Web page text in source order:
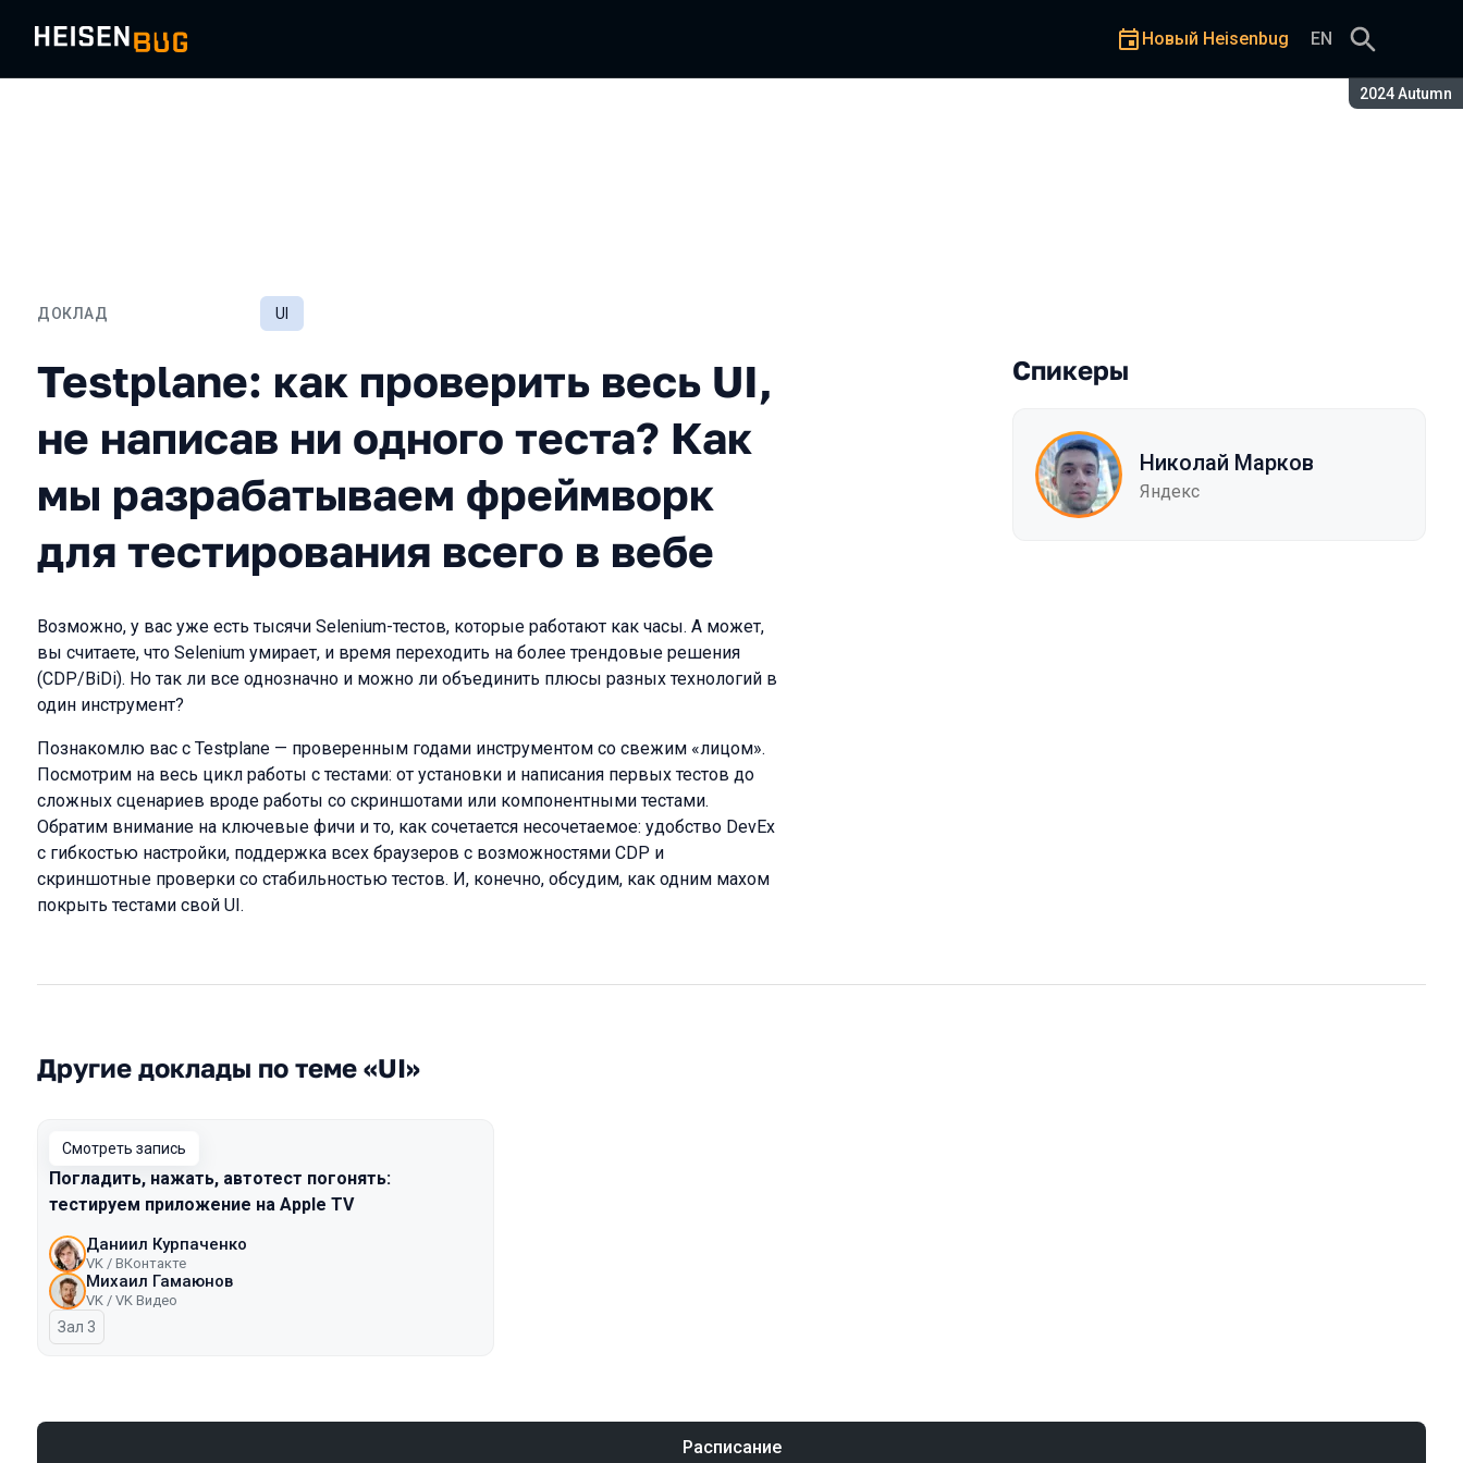
Сезон:
2024 Autumn
Новый Heisenbug EN
ДОКЛАД
Testplane: как проверить весь UI, не написав ни одного теста? Как мы
UI
Testplane: как проверить весь UI,
не написав ни одного теста? Как
мы разрабатываем фреймворк
для тестирования всего в вебе
Возможно, у вас уже есть тысячи Selenium-тестов, которые работают как часы. А может,
вы считаете, что Selenium умирает, и время переходить на более трендовые решения
(CDP/BiDi). Но так ли все однозначно и можно ли объединить плюсы разных технологий в
один инструмент?
Познакомлю вас с Testplane — проверенным годами инструментом со свежим «лицом».
Посмотрим на весь цикл работы с тестами: от установки и написания первых тестов до
сложных сценариев вроде работы со скриншотами или компонентными тестами.
Обратим внимание на ключевые фичи и то, как сочетается несочетаемое: удобство DevEx
с гибкостью настройки, поддержка всех браузеров с возможностями CDP и
скриншотные проверки со стабильностью тестов. И, конечно, обсудим, как одним махом
покрыть тестами свой UI.
Спикеры
Николай Марков
Яндекс
Другие доклады по теме «UI»
Смотреть запись
Погладить, нажать, автотест погонять:
тестируем приложение на Apple TV
Даниил Курпаченко
VK / ВКонтакте
Михаил Гамаюнов
VK / VK Видео
Зал 3
Расписание